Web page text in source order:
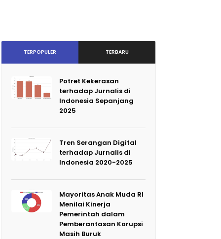
TERPOPULER TERBARU
Potret Kekerasan
terhadap Jurnalis di
Indonesia Sepanjang
2025
Tren Serangan Digital
terhadap Jurnalis di
Indonesia 2020-2025
Mayoritas Anak Muda RI
Menilai Kinerja
Pemerintah dalam
Pemberantasan Korupsi
Masih Buruk